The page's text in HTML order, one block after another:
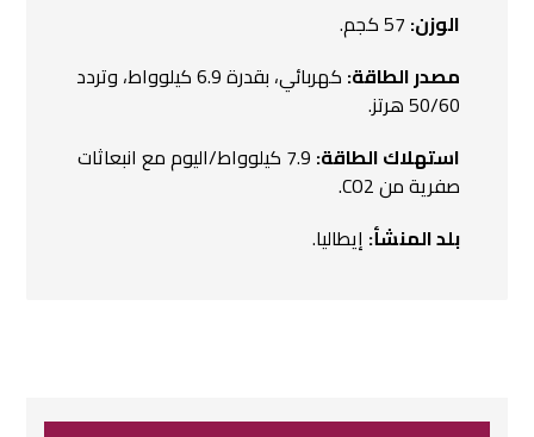
الوزن:
مصدر الطاقة:
كهربائي، بقدرة 6.9 كيلوواط، وتردد
50/60 هرتز.
استهلاك الطاقة:
7.9 كيلوواط/اليوم مع انبعاثات
صفرية من CO2.
بلد المنشأ: إيطاليا.